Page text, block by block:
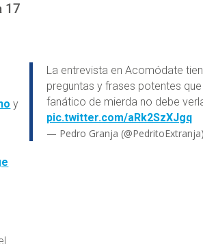
17
y
La entrevista en Acomódate
preguntas y frases potentes
fanático de mierda no debe
pic.twitter.com/aRk2SzXJgq
— Pedro Granja (@PedritoExtranja)